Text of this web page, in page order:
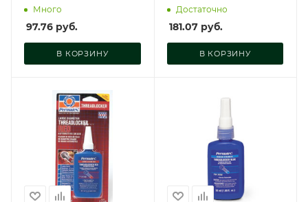
Много
97.76 руб.
В КОРЗИНУ
(красный) 6 мл., MG-414
Достаточно
181.07руб.
В КОРЗИНУ